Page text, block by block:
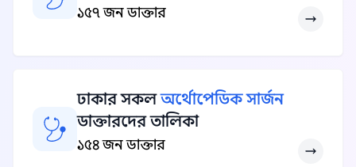
১৫৭ জন ডাক্তার
ঢাকার সকলঅর্থোপেডিক সার্জন
ডাক্তারদের তালিকা
১৫৪ জন ডাক্তার